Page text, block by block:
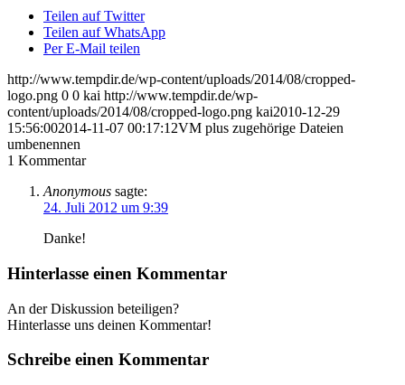
Teilen auf Twitter
Teilen auf WhatsApp
Per E-Mail teilen
http://www.tempdir.de/wp-content/uploads/2014/08/cropped-
logo.png 0 0 kai http://www.tempdir.de/wp-
content/uploads/2014/08/cropped-logo.png kai2010-12-29
15:56:002014-11-07 00:17:12VM plus zugehörige Dateien
umbenennen
1 Kommentar
Anonymous sagte:
24. Juli 2012 um 9:39
Danke!
Hinterlasse einen Kommentar
An der Diskussion beteiligen?
Hinterlasse uns deinen Kommentar!
Schreibe einen Kommentar